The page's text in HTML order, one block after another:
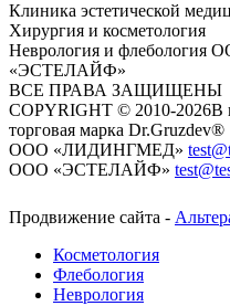
Клиника эстетической
Хирургия и косметология
Неврология и флебология
«ЭСТЕЛАЙФ»
ВСЕ ПРАВА ЗАЩИЩЕНЫ
COPYRIGHT © 2010-2026​​​​​​​В
торговая марка Dr.Gruzdev®
ООО «ЛИДИНГМЕД»
ООО «ЭСТЕЛАЙФ»
Продвижение сайта -
Косметология
Флебология
Неврология